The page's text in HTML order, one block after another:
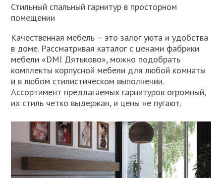
Стильный спальный гарнитур в просторном
помещении
Качественная мебель – это залог уюта и удобства
в доме. Рассматривая каталог с ценами фабрики
мебели «DMI Дятьково», можно подобрать
комплекты корпусной мебели для любой комнаты
и в любом стилистическом выполнении.
Ассортимент предлагаемых гарнитуров огромный,
их стиль четко выдержан, и цены не пугают.